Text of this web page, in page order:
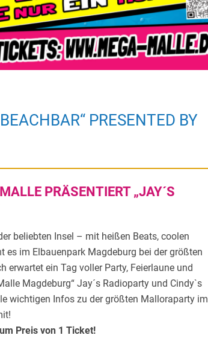
PRESENTED BY
PRÄSENTIERT „JAY´S
beliebten Insel – mit heißen Beats, coolen
es im Elbauenpark Magdeburg bei der größten
erwartet ein Tag voller Party, Feierlaune und
Magdeburg“ Jay´s Radioparty und Cindy`s
wichtigen Infos zu der größten Malloraparty im
Preis von 1 Ticket!